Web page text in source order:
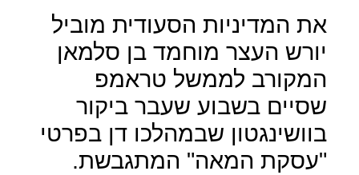
את המדיניות הסעודית מוביל
יורש העצר מוחמד בן סלמאן
המקורב לממשל טראמפ
שסיים בשבוע שעבר ביקור
בוושינגטון שבמהלכו דן בפרטי
"עסקת המאה" המתגבשת.